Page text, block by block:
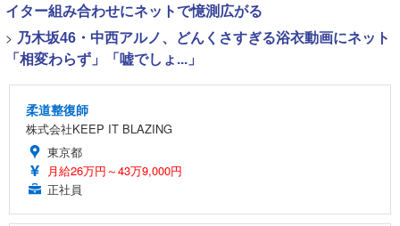
イター組み合わせにネットで憶測広がる
> 乃木坂46・中西アルノ、どんくさすぎる浴衣動画にネット
「相変わらず」「嘘でしょ...」
柔道整復師
株式会社KEEP IT BLAZING
東京都
月給26万円～43万9,000円
正社員